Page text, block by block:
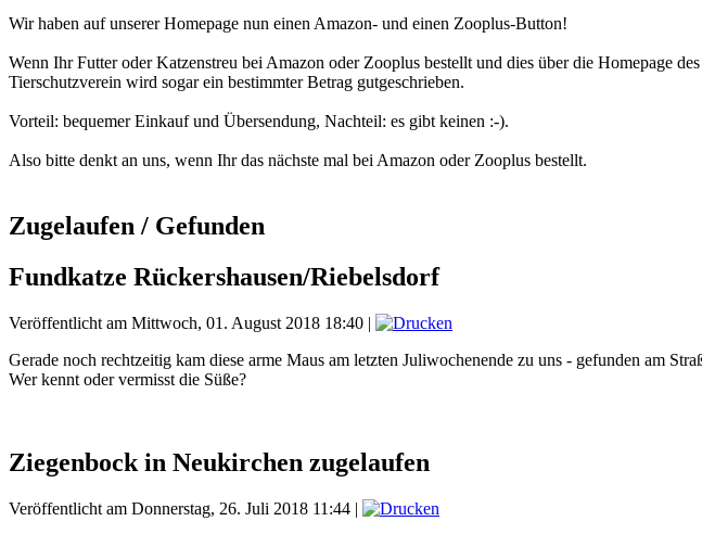
Wir haben auf unserer Homepage nun einen Amazon- und einen Zooplus-Button!
Wenn Ihr Futter oder Katzenstreu bei Amazon oder Zooplus bestellt und dies über die Homepage
Tierschutzverein wird sogar ein bestimmter Betrag gutgeschrieben.
Vorteil: bequemer Einkauf und Übersendung, Nachteil: es gibt keinen :-).
Also bitte denkt an uns, wenn Ihr das nächste mal bei Amazon oder Zooplus bestellt.
Zugelaufen / Gefunden
Fundkatze Rückershausen/Riebelsdorf
Veröffentlicht am Mittwoch, 01. August 2018 18:40 |
Gerade noch rechtzeitig kam diese arme Maus am letzten Juliwochenende zu uns - gefunden am
Wer kennt oder vermisst die Süße?
Ziegenbock in Neukirchen zugelaufen
Veröffentlicht am Donnerstag, 26. Juli 2018 11:44 |